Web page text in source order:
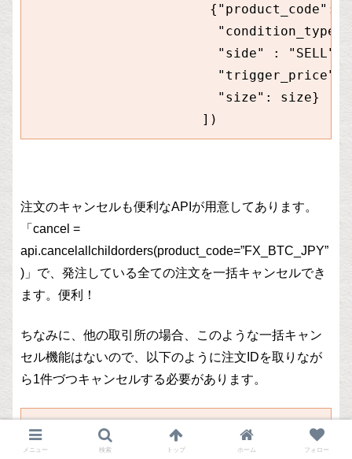
                        "side" : "SELL",
                        "size": size}
                      ])
注文のキャンセルも便利なAPIが用意してあります。
「cancel =
api.cancelallchildorders(product_code=”FX_BTC_JPY”
)」で、発注している全ての注文を一括キャンセルでき
ます。便利！
ちなみに、他の取引所の場合、このような一括キャン
セル機能はないので、以下のように注文IDを取りなが
ら1件づつキャンセルする必要があります。
    def cancelorder(self):
result_check =
メニュー 検索 トップ ホーム フォロー